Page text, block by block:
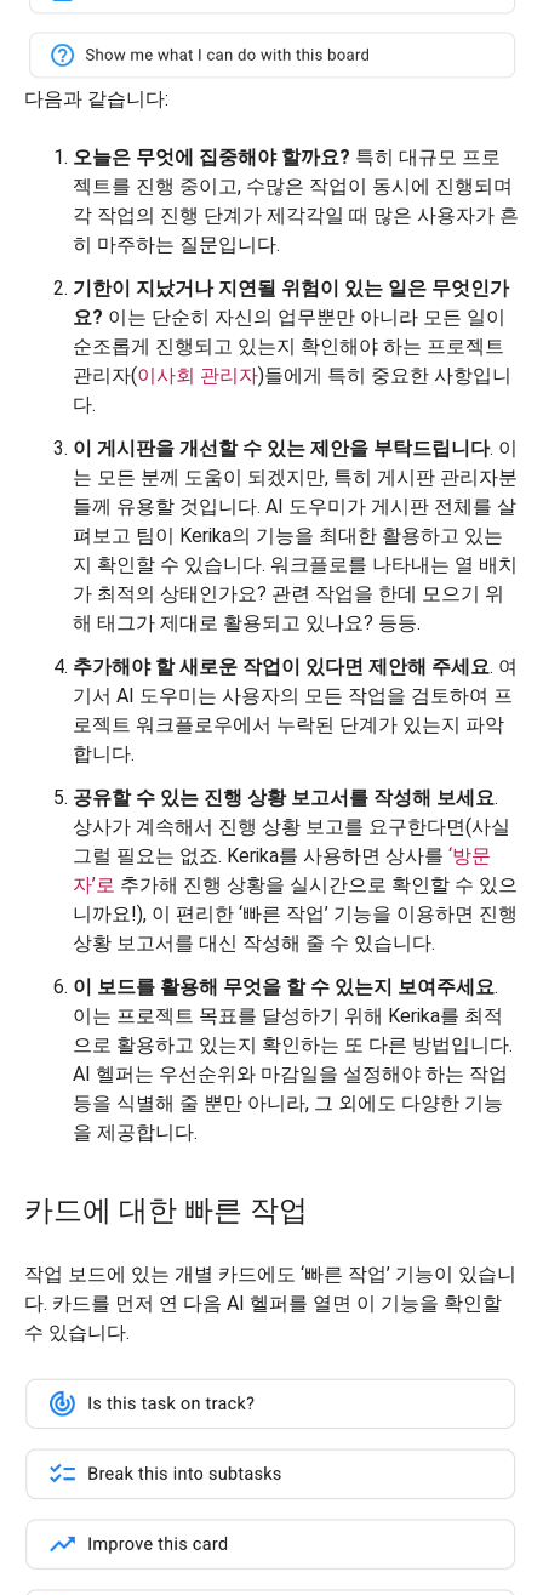
다음과 같습니다:
오늘은 무엇에 집중해야 할까요? 특히 대규모 프로
젝트를 진행 중이고, 수많은 작업이 동시에 진행되며
각 작업의 진행 단계가 제각각일 때 많은 사용자가 흔
히 마주하는 질문입니다.
기한이 지났거나 지연될 위험이 있는 일은 무엇인가
요? 이는 단순히 자신의 업무뿐만 아니라 모든 일이
순조롭게 진행되고 있는지 확인해야 하는 프로젝트
관리자(이사회 관리자)들에게 특히 중요한 사항입니
다.
이 게시판을 개선할 수 있는 제안을 부탁드립니다. 이
는 모든 분께 도움이 되겠지만, 특히 게시판 관리자분
들께 유용할 것입니다. AI 도우미가 게시판 전체를 살
펴보고 팀이 Kerika의 기능을 최대한 활용하고 있는
지 확인할 수 있습니다. 워크플로를 나타내는 열 배치
가 최적의 상태인가요? 관련 작업을 한데 모으기 위
해 태그가 제대로 활용되고 있나요? 등등.
추가해야 할 새로운 작업이 있다면 제안해 주세요. 여
기서 AI 도우미는 사용자의 모든 작업을 검토하여 프
로젝트 워크플로우에서 누락된 단계가 있는지 파악
합니다.
공유할 수 있는 진행 상황 보고서를 작성해 보세요.
상사가 계속해서 진행 상황 보고를 요구한다면(사실
그럴 필요는 없죠. Kerika를 사용하면 상사를 ‘방문
자’로 추가해 진행 상황을 실시간으로 확인할 수 있으
니까요!), 이 편리한 ‘빠른 작업’ 기능을 이용하면 진행
상황 보고서를 대신 작성해 줄 수 있습니다.
이 보드를 활용해 무엇을 할 수 있는지 보여주세요.
이는 프로젝트 목표를 달성하기 위해 Kerika를 최적
으로 활용하고 있는지 확인하는 또 다른 방법입니다.
AI 헬퍼는 우선순위와 마감일을 설정해야 하는 작업
등을 식별해 줄 뿐만 아니라, 그 외에도 다양한 기능
을 제공합니다.
카드에 대한 빠른 작업
작업 보드에 있는 개별 카드에도 ‘빠른 작업’ 기능이 있습니
다. 카드를 먼저 연 다음 AI 헬퍼를 열면 이 기능을 확인할
수 있습니다.